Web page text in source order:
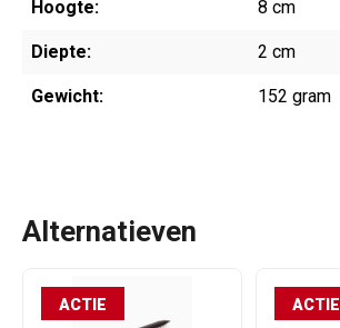
Hoogte: 8 cm
Diepte: 2 cm
Gewicht: 152 gram
Alternatieven
ACTIE ACTIE